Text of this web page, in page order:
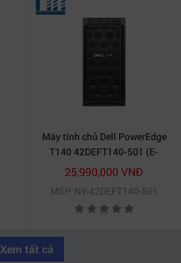
Máy tính chủ Dell PowerEdge
T140 42DEFT140-501 (E-
2224/8GB/1TB)
25,990,000 VNĐ
MSP: NY-42DEFT140-501
Xem tất cả